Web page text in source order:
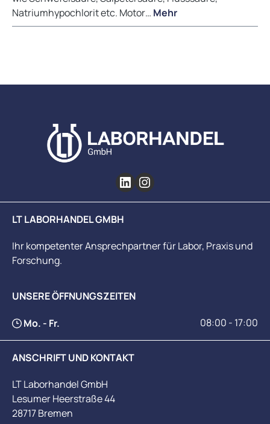
Natriumhypochlorit etc. Motor… Mehr
LT LABORHANDEL GMBH
Ihr kompetenter Ansprechpartner für Labor, Praxis und
Forschung.
UNSERE ÖFFNUNGSZEITEN
Mo. - Fr. 08:00 - 17:00
ANSCHRIFT UND KONTAKT
LT Laborhandel GmbH
Lesumer Heerstraße 44
28717 Bremen